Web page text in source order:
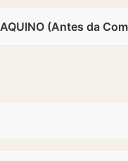
(Antes da